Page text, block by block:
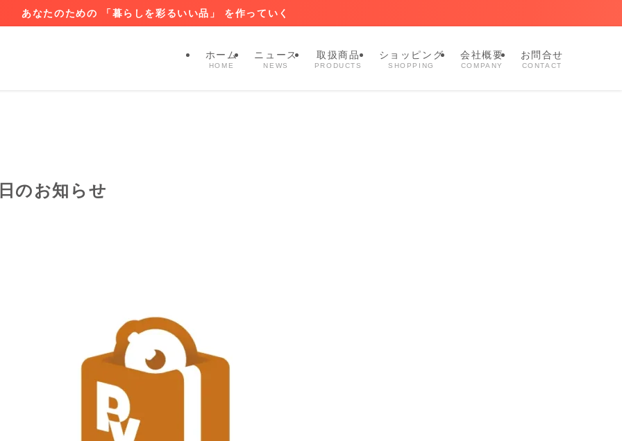
あなたのための 「暮らしを彩るいい品」 を作っていく
ホーム
HOME
ニュース
NEWS
取扱商品
PRODUCTS
ショッピング
SHOPPING
会社概要
COMPANY
お問合せ
CONTACT
のお知らせ